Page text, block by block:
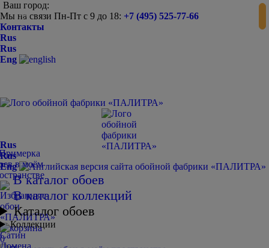
Ваш город:
Мы на связи Пн-Пт с 9 до 18: +7 (495) 525-77-66
Контакты
Rus
Rus
Eng
0
Rus
Rus
Eng
В каталог обоев
В каталог коллекций
Каталог обоев
Коллекции
Сатин
Домена
-